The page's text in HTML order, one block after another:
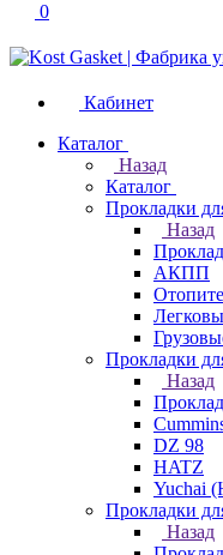
0
Кабинет
Каталог
Назад
Каталог
Прокладки
Назад
АКПП
Прокладки
Назад
DZ 98
HATZ
Yuchai
Прокладки
Назад